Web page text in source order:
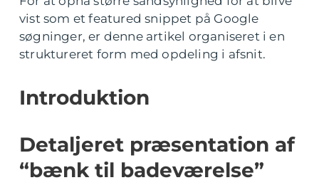
vist som et featured snippet på Google
søgninger, er denne artikel organiseret i en
struktureret form med opdeling i afsnit.
Introduktion
Detaljeret præsentation af
“bænk til badeværelse”